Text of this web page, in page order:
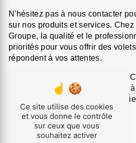
N'hésitez pas à nous contacter
sur nos produits et services.
Groupe, la qualité et le
priorités pour vous offrir des
répondent à vos attentes.
Optez pour des volets en alu,
avec Menuiserie Dubois Groupe
transformez votre maison en un
sécurisé et esthétique.
Ce site utilise des cookies
et vous donne le contrôle
sur ceux que vous
souhaitez activer